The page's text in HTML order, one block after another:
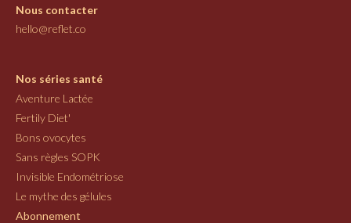
Nous contacter
hello@reflet.co
Nos séries santé
Aventure Lactée
Fertily Diet'
Bons ovocytes
Sans règles SOPK
Invisible Endométriose
Le mythe des gélules
Abonnement